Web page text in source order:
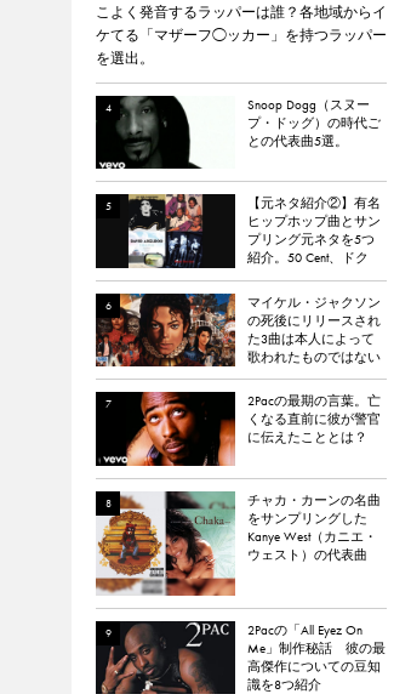
こよく発音するラッパーは誰？各地域からイ
ケてる「マザーフ◯ッカー」を持つラッパー
を選出。
Snoop Dogg（スヌー
プ・ドッグ）の時代ご
との代表曲5選。
【元ネタ紹介②】有名
ヒップホップ曲とサン
プリング元ネタを5つ
紹介。50 Cent、ドク
ATCQ、タイラー・
ザ・クリエイターなど
マイケル・ジャクソン
の死後にリリースされ
た3曲は本人によって
歌われたものではない
2Pacの最期の言葉。亡
くなる直前に彼が警官
に伝えたこととは？
チャカ・カーンの名曲
をサンプリングした
Kanye West（カニエ・
ウェスト）の代表曲
だった」と明かす。
2Pacの「All Eyez On
Me」制作秘話 彼の最
高傑作についての豆知
識を8つ紹介